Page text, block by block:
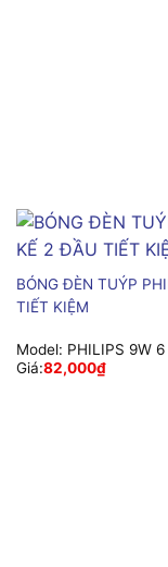
BÓNG ĐÈN TUÝP
TIẾT KIỆM
Model: PHILIPS 9W 6
Giá:82,000₫